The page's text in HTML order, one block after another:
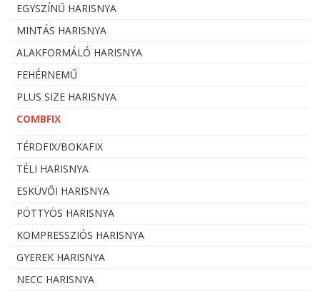
EGYSZÍNŰ HARISNYA
MINTÁS HARISNYA
ALAKFORMÁLÓ HARISNYA
FEHÉRNEMŰ
PLUS SIZE HARISNYA
COMBFIX
TÉRDFIX/BOKAFIX
TÉLI HARISNYA
ESKÜVŐI HARISNYA
PÖTTYÖS HARISNYA
KOMPRESSZIÓS HARISNYA
GYEREK HARISNYA
NECC HARISNYA